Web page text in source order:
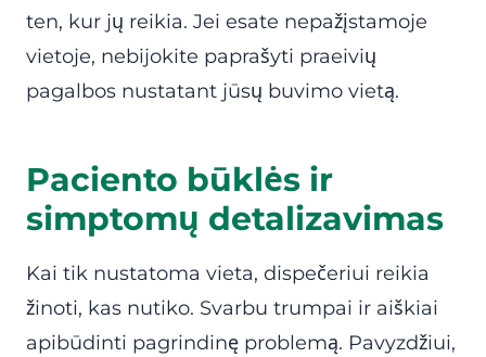
ten, kur jų reikia. Jei esate nepažįstamoje
vietoje, nebijokite paprašyti praeivių
pagalbos nustatant jūsų buvimo vietą.
Paciento būklės ir
simptomų detalizavimas
Kai tik nustatoma vieta, dispečeriui reikia
žinoti, kas nutiko. Svarbu trumpai ir aiškiai
apibūdinti pagrindinę problemą. Pavyzdžiui,